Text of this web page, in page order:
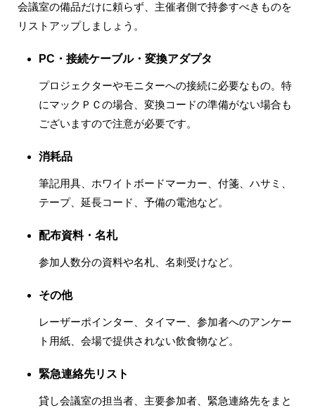
会議室の備品だけに頼らず、主催者側で持参すべきものを
リストアップしましょう。
PC・接続ケーブル・変換アダプタ
プロジェクターやモニターへの接続に必要なもの。特
にマックＰＣの場合、変換コードの準備がない場合も
ございますので注意が必要です。
消耗品
筆記用具、ホワイトボードマーカー、付箋、ハサミ、
テープ、延長コード、予備の電池など。
配布資料・名札
参加人数分の資料や名札、名刺受けなど。
その他
レーザーポインター、タイマー、参加者へのアンケー
ト用紙、会場で提供されない飲食物など。
緊急連絡先リスト
貸し会議室の担当者、主要参加者、緊急連絡先をまと